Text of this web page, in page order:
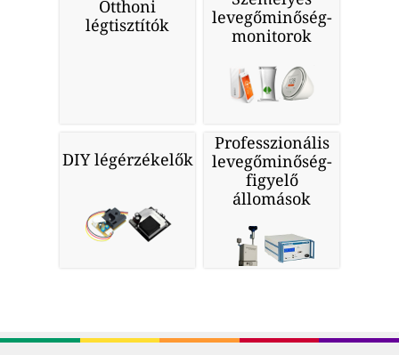
Otthoni
légtisztítók
levegőminőség-
monitorok
DIY légérzékelők
Professzionális
levegőminőség-
figyelő
állomások